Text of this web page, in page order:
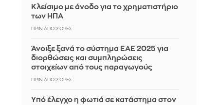
Κλείσιμο με άνοδο για το χρηματιστήριο
των ΗΠΑ
ΠΡΙΝ ΑΠΌ 2 ΏΡΕΣ
Άνοιξε ξανά το σύστημα ΕΑΕ 2025 για
διορθώσεις και συμπληρώσεις
στοιχείων από τους παραγωγούς
ΠΡΙΝ ΑΠΌ 2 ΏΡΕΣ
Yπό έλεγχο η φωτιά σε κατάστημα στον